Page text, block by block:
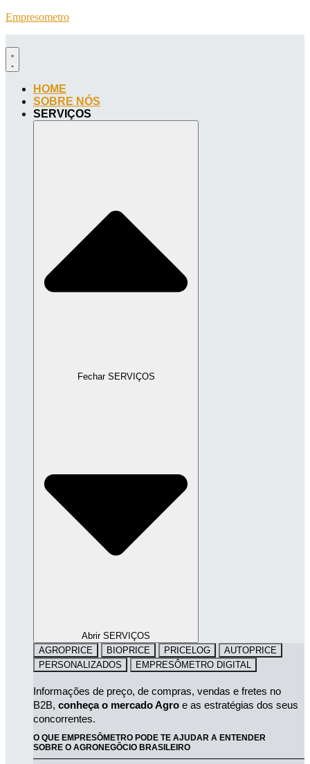
Empresometro
HOME
SOBRE NÓS
SERVIÇOS
Fechar SERVIÇOS
Abrir SERVIÇOS
AGROPRICE
BIOPRICE PRICELOG
AUTOPRICE
PERSONALIZADOS
EMPRESÔMETRO DIGITAL
Informações de preço, de compras, vendas e fretes no
B2B, conheça o mercado Agro e as estratégias dos seus
concorrentes.
O QUE EMPRESÔMETRO PODE TE AJUDAR A ENTENDER
SOBRE O AGRONEGÔCIO BRASILEIRO